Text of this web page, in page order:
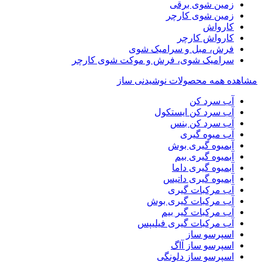
زمین شوی برقی
زمین شوی کارچر
کارواش
کارواش کارچر
فرش، مبل و سرامیک شوی
سرامیک شوی، فرش و موکت شوی کارچر
مشاهده همه محصولات نوشیدنی ساز
آب سرد کن
آب سرد کن ایستکول
آب سرد کن بنس
آب میوه گیری
آبمیوه گیری بوش
آبمیوه گیری بیم
آبمیوه گیری داما
آبمیوه گیری داتیس
آب مرکبات گیری
آب مرکبات گیری بوش
آب مرکبات گیر بیم
آب مرکبات گیری فیلیپس
اسپرسو ساز
اسپرسو ساز آاگ
اسپرسو ساز دلونگی